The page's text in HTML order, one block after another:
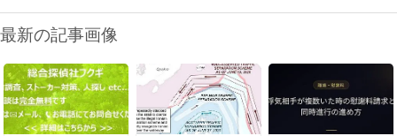
最新の記事画像